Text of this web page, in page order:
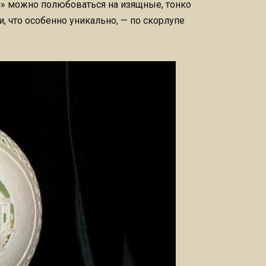
можно полюбоваться на изящные, тонко
особенно уникально, — по скорлупе